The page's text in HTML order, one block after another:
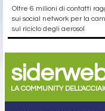
Oltre 6 milioni di contatti
sui social network per la
sul riciclo degli aerosol
LA COMMUNITY